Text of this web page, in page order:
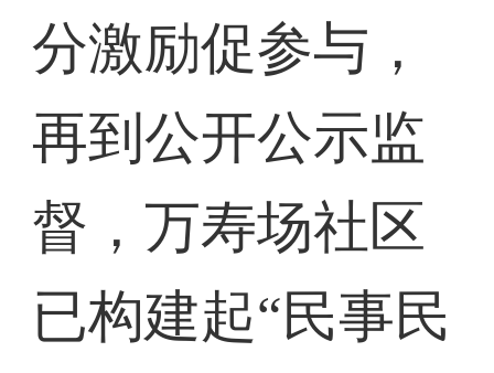
分激励促参与，
再到公开公示监
督，万寿场社区
已构建起“民事民